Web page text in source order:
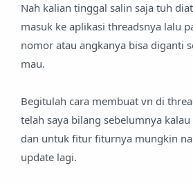
Nah kalian tinggal salin saja tuh
masuk ke aplikasi threadsnya lalu
nomor atau angkanya bisa diganti
mau.
Begitulah cara membuat vn di
telah saya bilang sebelumnya
dan untuk fitur fiturnya mungkin
update lagi.